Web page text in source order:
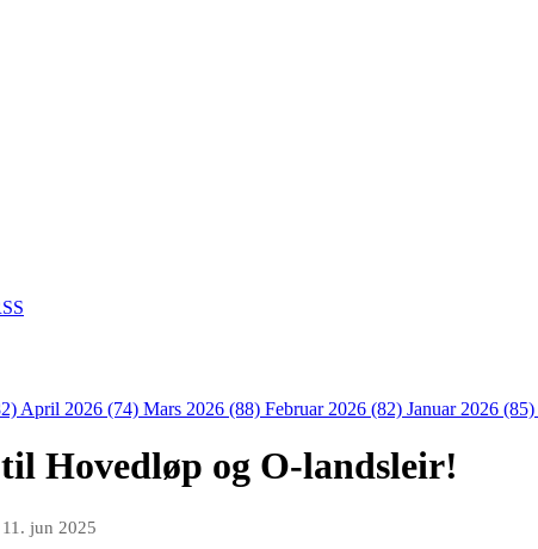
April 2026 (74) Mars 2026 (88) Februar 2026 (82) Januar 2026 (85)
Hovedløp og O-landsleir!
11. jun 2025